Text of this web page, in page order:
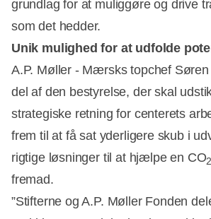
grundlag for at muliggøre og drive
som det hedder.
Unik mulighed for at udfolde
A.P. Møller - Mærsks topchef
del af den bestyrelse, der skal
strategiske retning for centerets
frem til at få sat yderligere skub i
rigtige løsninger til at hjælpe en CO
fremad.
”Stifterne og A.P. Møller Fonden